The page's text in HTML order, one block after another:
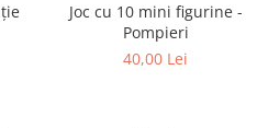
Joc cu 10 mini figurine -
Pompieri
40,00 Lei